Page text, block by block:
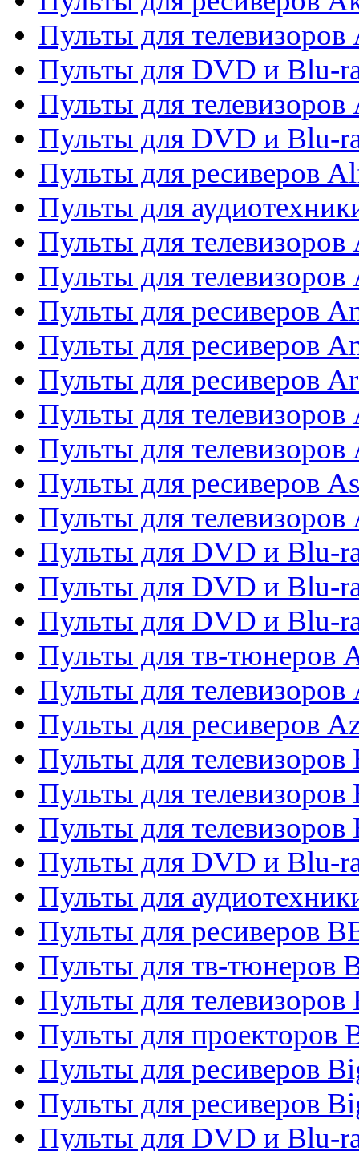
Пульты для телевизоров
Пульты для DVD и Blu-
Пульты для
Пульты для DVD и Blu-
Пульты для ресиверов
Пульты для
Пульты для
Пульты для
Пульты для ресиверов
Пульты для ресиверов
Пульты для ресиверов
Пульты для
Пульты для телевизоров
Пульты для ресиверов
Пульты для телевизоров
Пульты для DVD и Blu-
Пульты для DVD и Blu-
Пульты для DVD и Blu-
Пульты для тв-тюнеров
Пульты для телевизоров
Пульты для ресиверов
Пульты для
Пульты для
Пульты для
Пульты для DVD и Blu-
Пульты для
Пульты для ресиверов
Пульты для тв-тюнеров
Пульты для телевизоров
Пульты для проекторов
Пульты для ресиверов
Пульты для ресиверов
Пульты для DVD и Blu-